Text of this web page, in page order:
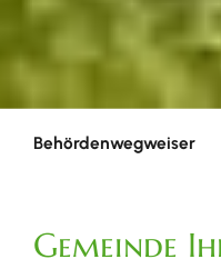
Behördenwegweiser
Gemeinde